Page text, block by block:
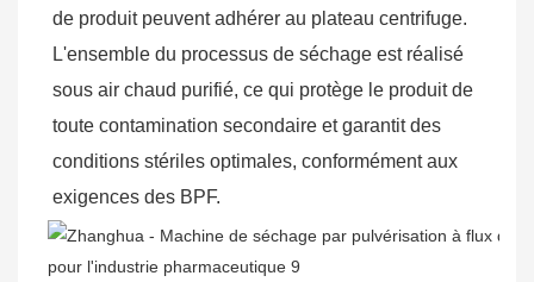
de produit peuvent adhérer au plateau centrifuge.
L'ensemble du processus de séchage est réalisé
sous air chaud purifié, ce qui protège le produit de
toute contamination secondaire et garantit des
conditions stériles optimales, conformément aux
exigences des BPF.